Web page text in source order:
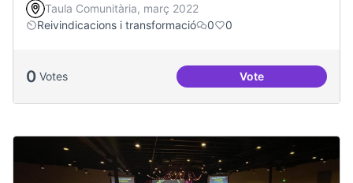
Taula Comunitària, març 2022
Reivindicacions i transformació
0 0
0 Votes VoteOci per a la gent